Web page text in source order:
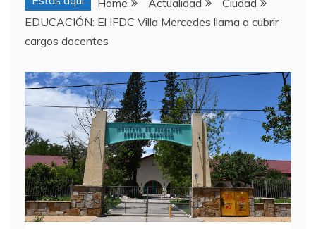
Home Actualidad
Ciudad
EDUCACIÓN: El IFDC Villa Mercedes llama a cubrir
cargos docentes